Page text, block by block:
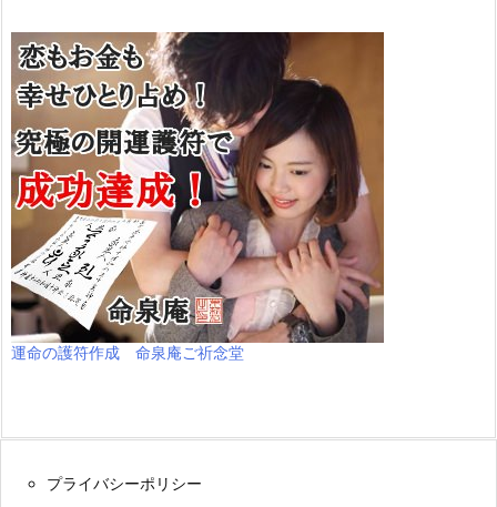
運命の護符作成 命泉庵ご祈念堂
プライバシーポリシー